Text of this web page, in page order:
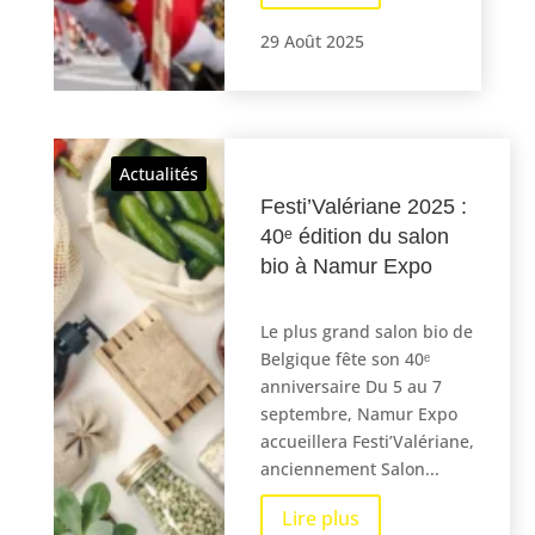
29 Août 2025
Actualités
Festi’Valériane 2025 :
40ᵉ édition du salon
bio à Namur Expo
Le plus grand salon bio de
Belgique fête son 40ᵉ
anniversaire Du 5 au 7
septembre, Namur Expo
accueillera Festi’Valériane,
anciennement Salon...
Lire plus